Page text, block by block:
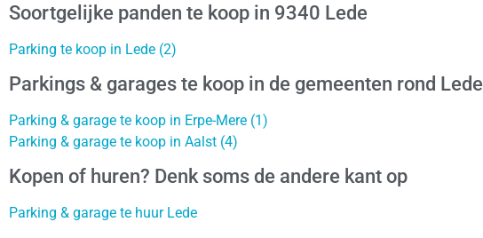
Soortgelijke panden te koop in 9340 Lede
Parking te koop in Lede (2)
Parkings & garages te koop in de gemeenten rond Lede
Parking & garage te koop in Erpe-Mere (1)
Parking & garage te koop in Aalst (4)
Kopen of huren? Denk soms de andere kant op
Parking & garage te huur Lede